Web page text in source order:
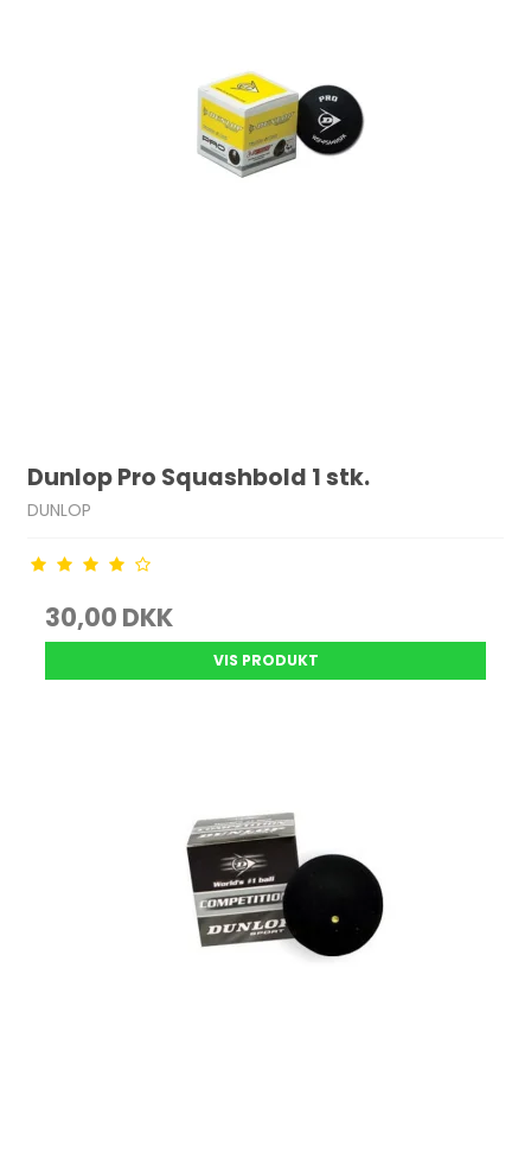
Dunlop Pro Squashbold 1 stk.
DUNLOP
30,00 DKK
VIS PRODUKT